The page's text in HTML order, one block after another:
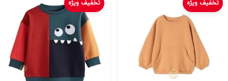
تخفیف ویژه تخفیف ویژه